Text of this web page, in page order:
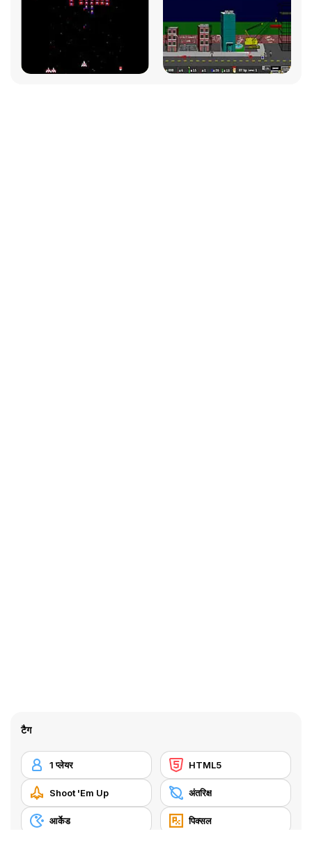
टैग
1 प्लेयर HTML5
Shoot 'Em Up अंतरिक्ष
आर्केड पिक्सल